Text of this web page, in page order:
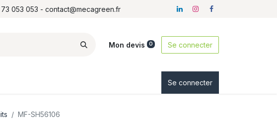
053 053 - contact@mecagreen.fr
Mon devis 0 Se connecter
Se connecter
MF-SH56106